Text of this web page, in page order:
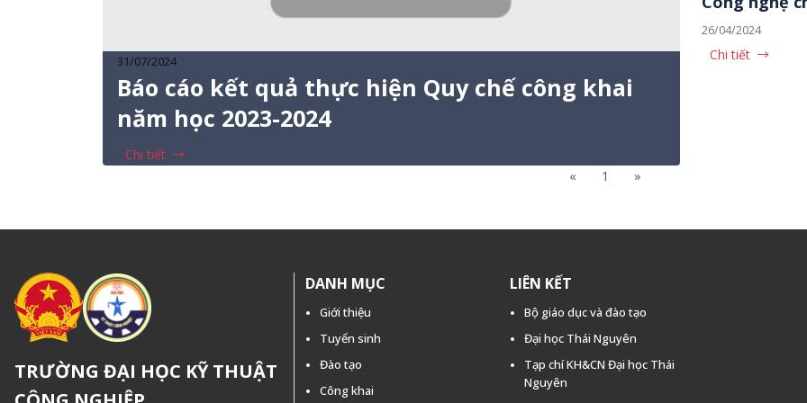
31/07/2024
Báo cáo kết quả thực hiện Quy chế công khai
năm học 2023-2024
Chi tiết
26/04/2024
Chi tiết
« 1 »
TRƯỜNG ĐẠI HỌC KỸ THUẬT
DANH MỤC
Giới thiệu
Tuyển sinh
Đào tạo
Công khai
LIÊN KẾT
Bộ giáo dục và đào tạo
Đại học Thái Nguyên
Tạp chí KH&CN Đại học Thái
Nguyên